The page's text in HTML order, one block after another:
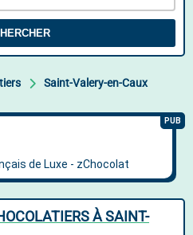
Saint-Valery-en-Caux
À SAINT-